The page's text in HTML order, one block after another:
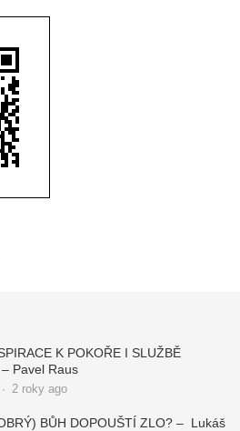
K POKOŘE I SLUŽBĚ
Pavel Raus
· 2 roky ago
BŮH DOPOUŠTÍ ZLO? – Lukáš